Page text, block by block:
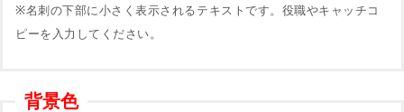
※名刺の下部に小さく表示されるテキストです。役職やキャッチコ
ピーを入力してください。
背景色